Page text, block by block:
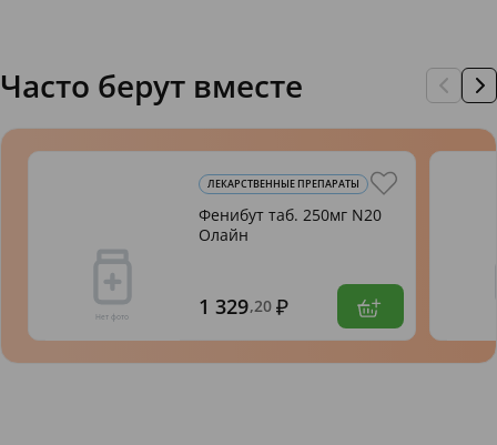
Часто берут вместе
ЛЕКАРСТВЕННЫЕ ПРЕПАРАТЫ
Фенибут таб. 250мг N20
Олайн
1 329,20